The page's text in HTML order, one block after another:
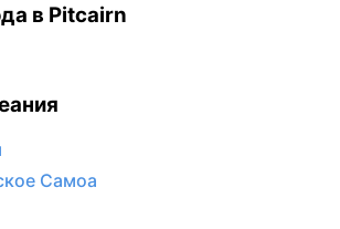
в Pitcairn
Самоа